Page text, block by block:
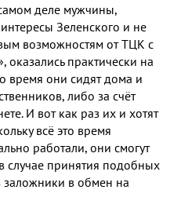
деле мужчины,
Зеленского и не
возможностям от ТЦК с
практически на
время они сидят дома и
либо за счёт
И вот как раз их и хотят
всё это время
работали, они смогут
случае принятия подобных
заложники в обмен на